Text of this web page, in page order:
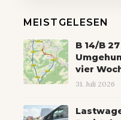
MEISTGELESEN
B 14/B
vier
31. Juli 2026